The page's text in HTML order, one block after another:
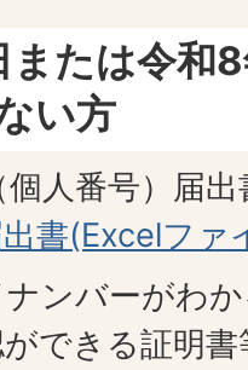
または令和
い方
個人番号）届
書(Excelファ
ナンバーがわ
できる証明